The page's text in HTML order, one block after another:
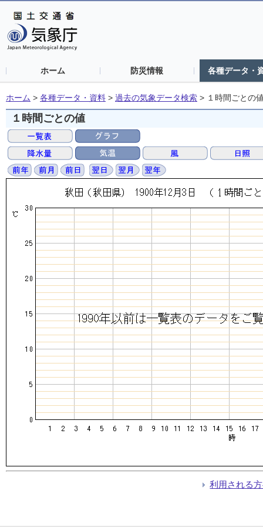
ホーム 防災情報 各種データ・
ホーム > 各種データ・資料 > 過去の気象データ検索 > １時間ごとの
１時間ごとの値
利用される